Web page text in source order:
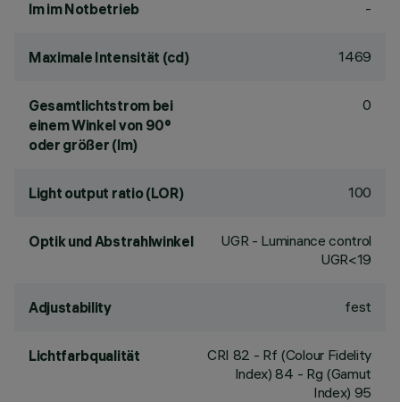
lm im Notbetrieb -
Maximale Intensität (cd) 1469
Gesamtlichtstrom bei
einem Winkel von 90°
oder größer (lm)
0
Light output ratio (LOR) 100
Optik und Abstrahlwinkel
UGR - Luminance control
UGR<19
Adjustability fest
Lichtfarbqualität CRI 82 - Rf (Colour Fidelity
Index) 84 - Rg (Gamut
Index) 95